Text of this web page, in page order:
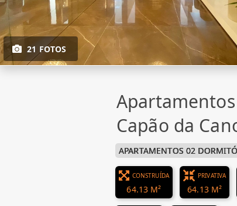
21 FOTOS
Capão da
APARTAMENTOS 02
CONSTRUÍDA
64.13 M²
PRIVATIVA
64.13 M²